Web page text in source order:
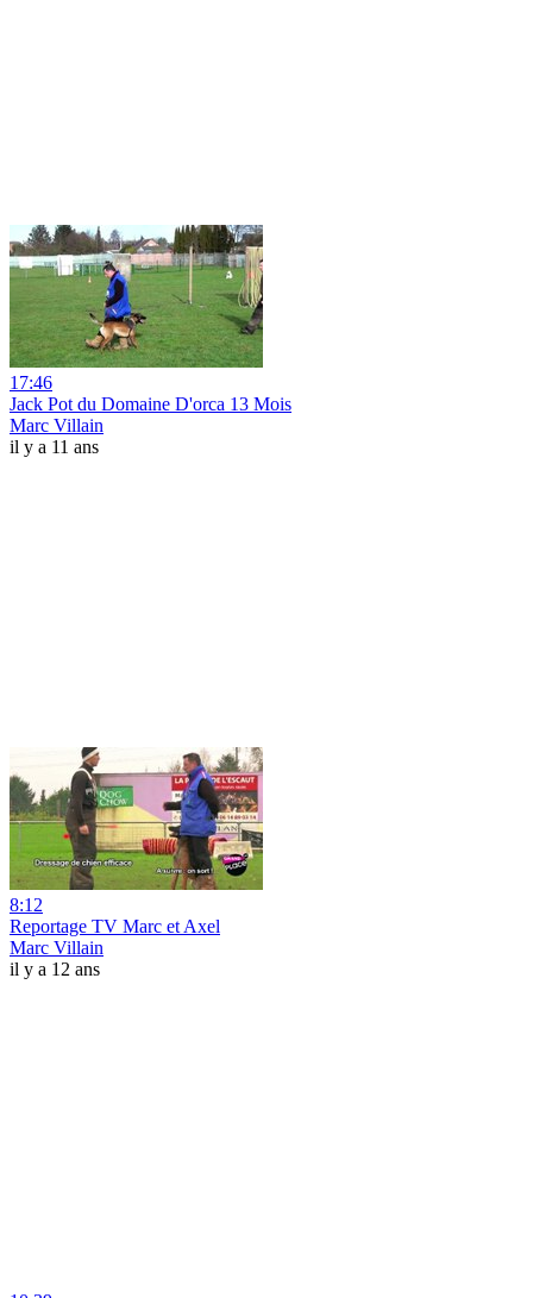
17:46
Jack Pot du Domaine D'orca 13 Mois
Marc Villain
il y a 11 ans
8:12
Reportage TV Marc et Axel
Marc Villain
il y a 12 ans